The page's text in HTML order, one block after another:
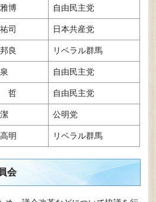
博 自由民主党
司 日本共産党
良 リベラル群馬
自由民主党
哲 自由民主党
公明党
明 リベラル群馬
会